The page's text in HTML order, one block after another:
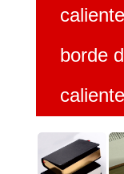
borde
caliente